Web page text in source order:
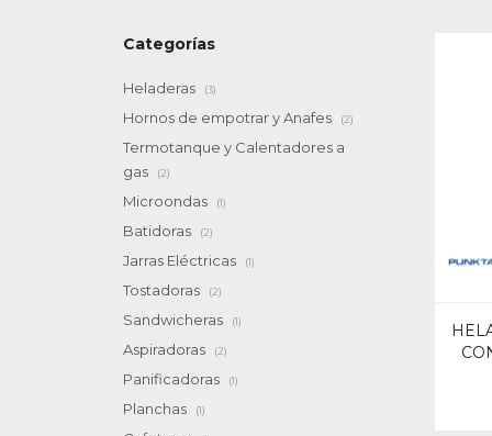
Categorías
Heladeras (3)
Hornos de empotrar y Anafes (2)
Termotanque y Calentadores a
gas
(2)
Microondas (1)
Batidoras (2)
Jarras Eléctricas (1)
Tostadoras (2)
Sandwicheras (1)
Aspiradoras (2)
Panificadoras (1)
Planchas (1)